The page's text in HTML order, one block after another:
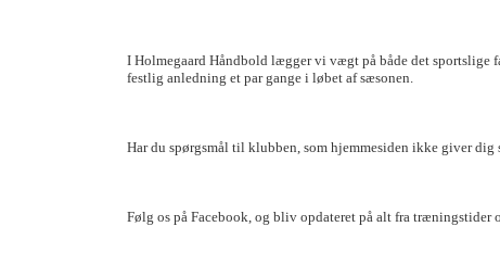
I Holmegaard Håndbold lægger vi vægt på både det sportslige
festlig anledning et par gange i løbet af sæsonen.
Har du spørgsmål til klubben, som hjemmesiden ikke giver
Følg os på Facebook, og bliv opdateret på alt fra træningstider